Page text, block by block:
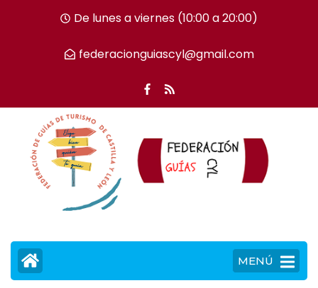
tecla
De lunes a viernes (10:00 a 20:00)
federacionguiascyl@gmail.com
MENÚ